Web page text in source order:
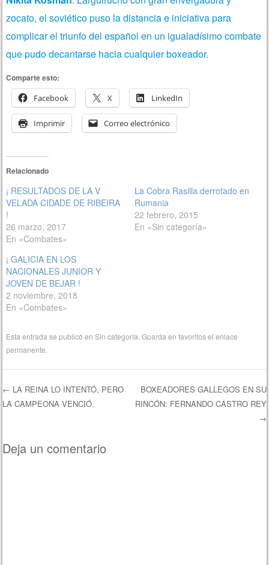
zocato, el soviético puso la distancia e iniciativa para
complicar el triunfo del español en un igualadísimo combate
que pudo decantarse hacia cualquier boxeador.
Comparte esto:
Facebook
X LinkedIn
Imprimir Correo electrónico
Relacionado
¡ RESULTADOS DE LA V
VELADA CIDADE DE RIBEIRA
!
26 marzo, 2017
En «Combates»
La Cobra Rasilla derrotado en
Rumania
22 febrero, 2015
En «Sin categoría»
¡ GALICIA EN LOS
NACIONALES JUNIOR Y
JOVEN DE BEJAR !
2 noviembre, 2018
En «Combates»
Esta entrada se publicó enSin categoría . Guarda en favoritos elenlace
permanente
Navegación de entradas
← LA REINA LO INTENTÓ, PERO
LA CAMPEONA VENCIÓ.
BOXEADORES GALLEGOS EN SU
RINCÓN: FERNANDO CASTRO REY
→
Deja un comentario